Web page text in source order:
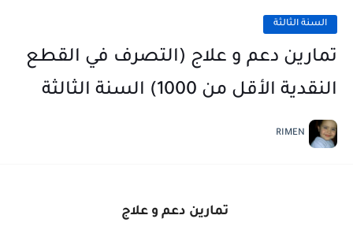
السنة الثالثة
تمارين دعم و علاج (التصرف في القطع
النقدية الأقل من 1000) السنة الثالثة
RIMEN
تمارين دعم و علاج